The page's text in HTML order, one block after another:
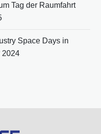
Tag der Raumfahrt
Space Days in
2024